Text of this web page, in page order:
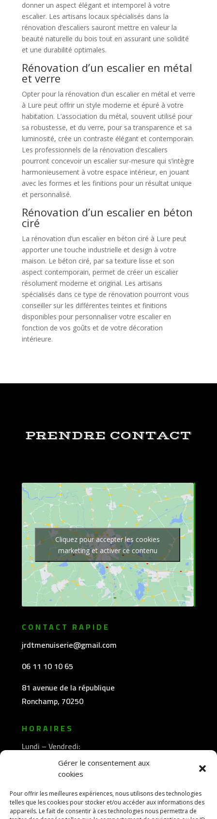
Gérer le consentement aux
cookies
Pour offrir les meilleures expériences, nous utilisons des technologies
telles que les cookies pour stocker et/ou accéder aux informations des
appareils. Le fait de consentir à ces technologies nous permettra de
donner un aspect élégant et intemporel à votre
escalier. Les artisans locaux spécialisés dans la
rénovation d’escaliers sauront mettre en valeur la
beauté naturelle du bois tout en assurant une solidité
et une durabilité optimales.
Rénovation d’un escalier en métal
et verre
Opter pour la rénovation d’un escalier en métal et verre
à Lure peut offrir un style moderne et épuré à votre
habitation. L’association du métal, souvent utilisé pour
sa robustesse, et du verre, pour sa transparence et sa
luminosité, crée un contraste élégant et contemporain.
Les professionnels de la rénovation d’escaliers
pourront concevoir un escalier sur-mesure qui s’intègre
harmonieusement à votre espace intérieur, en jouant
avec les formes et les finitions pour un résultat unique
et personnalisé.
Rénovation d’un escalier en béton
ciré
La rénovation d’un escalier en béton ciré à Lure peut
apporter une touche industrielle et design à votre
maison. Le béton ciré, par sa texture lisse et son
aspect contemporain, permet de créer un escalier
résolument moderne et original. Les artisans
spécialisés dans ce type de rénovation pourront vous
conseiller sur les différentes teintes et finitions
disponibles pour personnaliser votre escalier en
fonction de vos goûts et de votre décoration
intérieure.
PRENDRE CONTACT
Cliquez pour accepter les cookies
marketing et activer ce contenu
CONTACT RAPIDE
jrdtmenuiserie@gmail.com
06 11 10 10 65
81 avenue de la république
Ronchamp, 70250
HORAIRES
Lundi – Vendredi:
8h30 -12h00
—————-
13h30 -18h00